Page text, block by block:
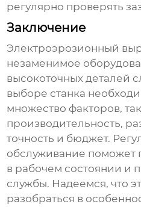
регулярно проверять
Заключение
Электроэрозионный
незаменимое
высокоточных деталей
выборе станка
множество факторов,
производительность,
точность и бюджет.
обслуживание поможет
в рабочем состоянии и
службы. Надеемся, что
разобраться в